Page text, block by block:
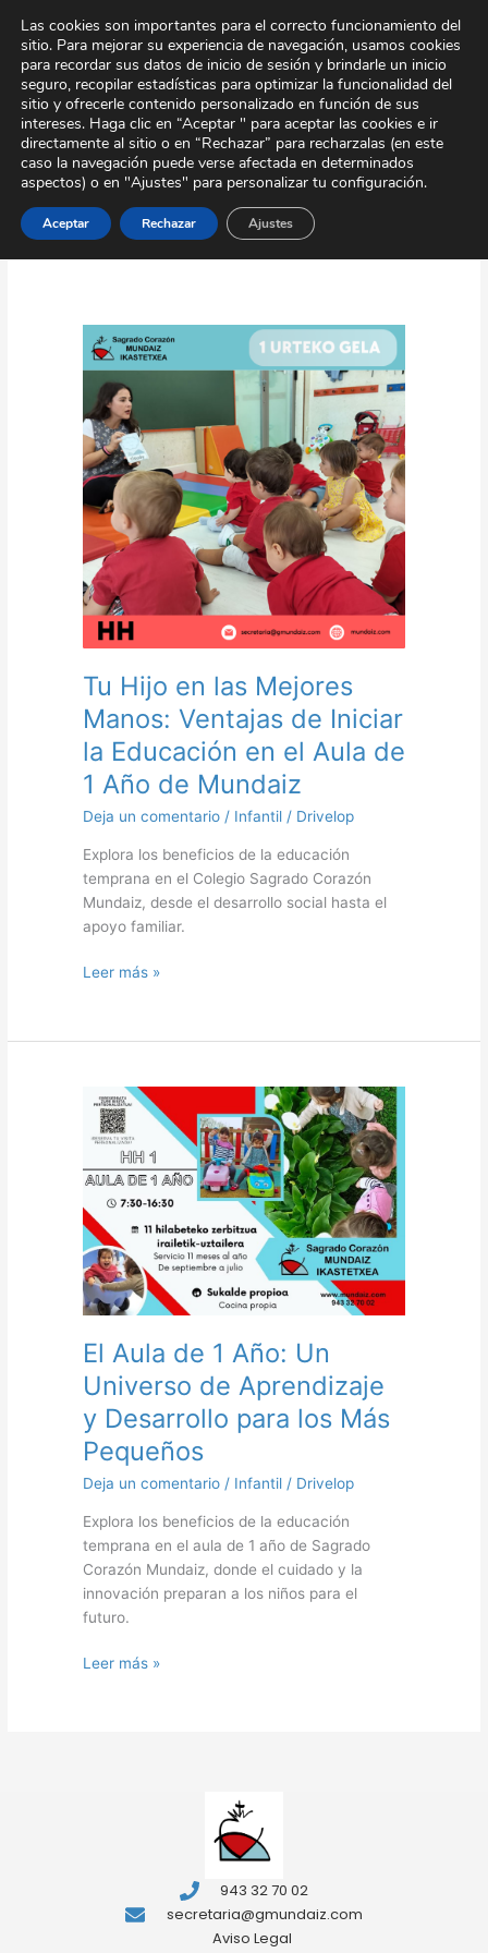
contenido
Tour Virtual Área Privada Contacto
desarrollo infantil
Tu Hijo en las Mejores
Manos: Ventajas de Iniciar
la Educación en el Aula de
1 Año de Mundaiz
Deja un comentario / Infantil/ Drivelop
Explora los beneficios de la educación
temprana en el Colegio Sagrado Corazón
Mundaiz, desde el desarrollo social hasta el
apoyo familiar.
Tu
Hijo
las
Mejores
Manos:
Ventajas
de
Iniciar
la
Educación
en
Aula
de
Año
de
Mundaiz
Leer más »
El Aula de 1 Año: Un
Universo de Aprendizaje
y Desarrollo para los Más
Pequeños
Deja un comentario / Infantil/ Drivelop
Explora los beneficios de la educación
temprana en el aula de 1 año de Sagrado
Corazón Mundaiz, donde el cuidado y la
innovación preparan a los niños para el
futuro.
Aula
de
1
Año:
Un
Universo
de
Aprendizaje
y
para
los
Más
Pequeños
Leer más »
943 32 70 02
secretaria@gmundaiz.com
Aviso Legal
Las cookies son importantes para el correcto funcionamiento del
sitio. Para mejorar su experiencia de navegación, usamos cookies
para recordar sus datos de inicio de sesión y brindarle un inicio
seguro, recopilar estadísticas para optimizar la funcionalidad del
sitio y ofrecerle contenido personalizado en función de sus
intereses. Haga clic en “Aceptar " para aceptar las cookies e ir
directamente al sitio o en “Rechazar” para recharzalas (en este
caso la navegación puede verse afectada en determinados
aspectos) o en "Ajustes" para personalizar tu configuración.
Aceptar Rechazar Ajustes